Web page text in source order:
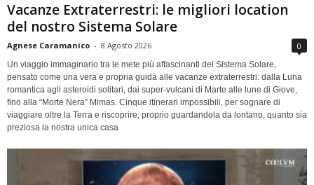
Vacanze Extraterrestri: le migliori location
del nostro Sistema Solare
Agnese Caramanico - 8 Agosto 2026 0
Un viaggio immaginario tra le mete più affascinanti del Sistema Solare,
pensato come una vera e propria guida alle vacanze extraterrestri: dalla Luna
romantica agli asteroidi solitari, dai super-vulcani di Marte alle lune di Giove,
fino alla “Morte Nera” Mimas. Cinque itinerari impossibili, per sognare di
viaggiare oltre la Terra e riscoprire, proprio guardandola da lontano, quanto sia
preziosa la nostra unica casa